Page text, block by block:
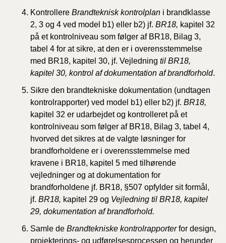
Kontrollere Brandteknisk kontrolplan i brandklasse
2, 3 og 4 ved model b1) eller b2) jf. BR18, kapitel 32
på et kontrolniveau som følger af BR18, Bilag 3,
tabel 4 for at sikre, at den er i overensstemmelse
med BR18, kapitel 30, jf. Vejledning til BR18,
kapitel 30, kontrol af dokumentation af brandforhold.
Sikre den brandtekniske dokumentation (undtagen
kontrolrapporter) ved model b1) eller b2) jf. BR18,
kapitel 32 er udarbejdet og kontrolleret på et
kontrolniveau som følger af BR18, Bilag 3, tabel 4,
hvorved det sikres at de valgte løsninger for
brandforholdene er i overensstemmelse med
kravene i BR18, kapitel 5 med tilhørende
vejledninger og at dokumentation for
brandforholdene jf. BR18, §507 opfylder sit formål,
jf. BR18, kapitel 29 og Vejledning til BR18, kapitel
29, dokumentation af brandforhold.
Samle de Brandtekniske kontrolrapporterfor design,
projekterings- og udførelsesprocessen og herunder